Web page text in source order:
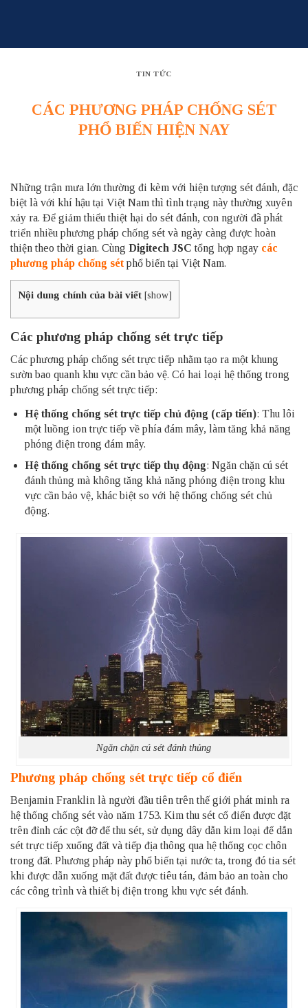
TIN TỨC
CÁC PHƯƠNG PHÁP CHỐNG SÉT
PHỔ BIẾN HIỆN NAY
Những trận mưa lớn thường đi kèm với hiện tượng sét đánh, đặc
biệt là với khí hậu tại Việt Nam thì tình trạng này thường xuyên
xảy ra. Để giảm thiểu thiệt hại do sét đánh, con người đã phát
triển nhiều phương pháp chống sét và ngày càng được hoàn
thiện theo thời gian. Cùng Digitech JSC tổng hợp ngay các
phương pháp chống sét phổ biến tại Việt Nam.
Nội dung chính của bài viết [show]
Các phương pháp chống sét trực tiếp
Các phương pháp chống sét trực tiếp nhằm tạo ra một khung
sườn bao quanh khu vực cần bảo vệ. Có hai loại hệ thống trong
phương pháp chống sét trực tiếp:
Hệ thống chống sét trực tiếp chủ động (cấp tiến): Thu lôi
một luồng ion trực tiếp về phía đám mây, làm tăng khả năng
phóng điện trong đám mây.
Hệ thống chống sét trực tiếp thụ động: Ngăn chặn cú sét
đánh thủng mà không tăng khả năng phóng điện trong khu
vực cần bảo vệ, khác biệt so với hệ thống chống sét chủ
động.
Ngăn chặn cú sét đánh thủng
Phương pháp chống sét trực tiếp cổ điển
Benjamin Franklin là người đầu tiên trên thế giới phát minh ra
hệ thống chống sét vào năm 1753. Kim thu sét cổ điển được đặt
trên đỉnh các cột đỡ để thu sét, sử dụng dây dẫn kim loại để dẫn
sét trực tiếp xuống đất và tiếp địa thông qua hệ thống cọc chôn
trong đất. Phương pháp này phổ biến tại nước ta, trong đó tia sét
khi được dẫn xuống mặt đất được tiêu tán, đảm bảo an toàn cho
các công trình và thiết bị điện trong khu vực sét đánh.